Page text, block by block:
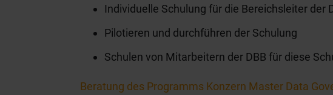
Individuelle Schulung für die Bereichsleiter der
Pilotieren und durchführen der Schulung
Schulen von Mitarbeitern der DBB für diese
Beratung des Programms Konzern Master Data